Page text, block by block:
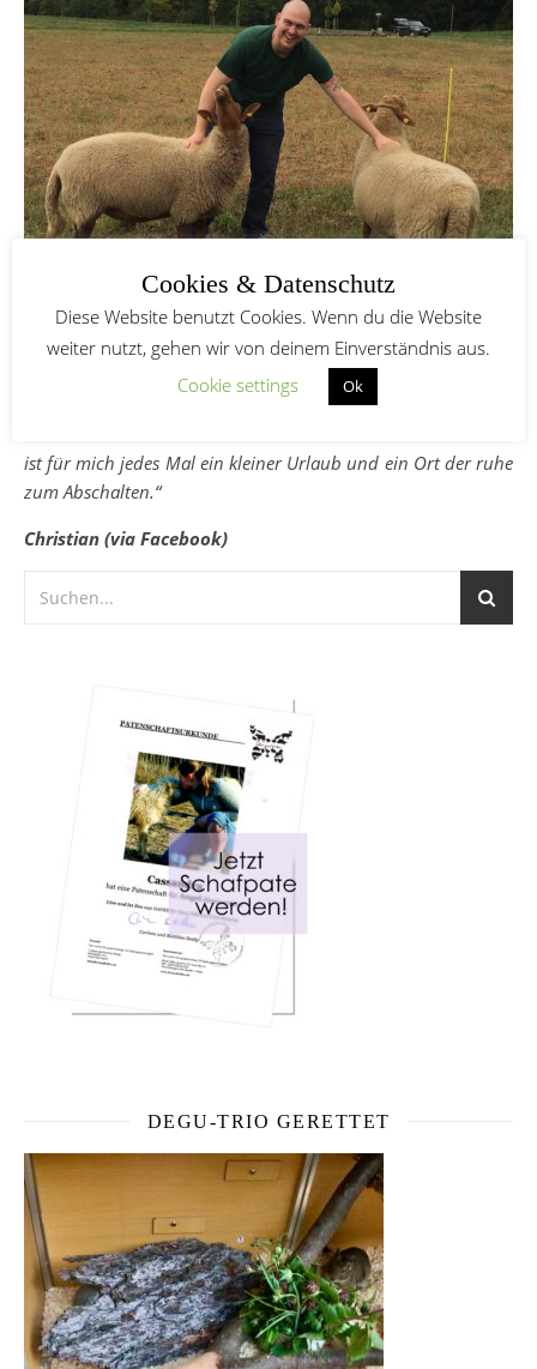
„Zwei tolle Menschen
, die mit Leib und Seele hinter ihrem
Projekt und Traum stehen. Um ihrer Herde ein glückliches
erfülltes Leben zu bieten. Der offene Umgang und der direkte
ist für mich jedes Mal ein kleiner Urlaub und ein Ort der ruhe
zum Abschalten.“
Christian (via Facebook)
DEGU-TRIO GERETTET
Cookies & Datenschutz
Diese Website benutzt Cookies. Wenn du die Website
weiter nutzt, gehen wir von deinem Einverständnis aus.
Cookie settings
Ok